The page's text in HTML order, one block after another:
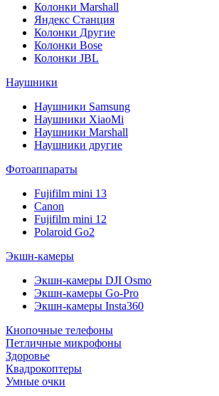
Колонки Marshall
Яндекс Станция
Колонки Другие
Колонки Bose
Колонки JBL
Наушники
Наушники Samsung
Наушники XiaoMi
Наушники Marshall
Наушники другие
Фотоаппараты
Fujifilm mini 13
Canon
Fujifilm mini 12
Polaroid Go2
Экшн-камеры
Экшн-камеры DJI Osmo
Экшн-камеры Go-Pro
Экшн-камеры Insta360
Кнопочные телефоны
Петличные микрофоны
Здоровье
Квадрокоптеры
Умные очки